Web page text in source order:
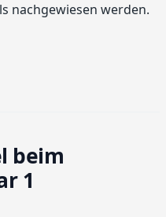
nachgewiesen werden.
beim
1